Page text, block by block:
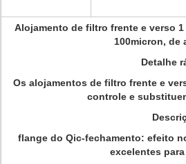
Alojamento de filtro frente e verso
100micron, de
Detalhe
Os alojamentos de filtro frente e
controle e
flange do Qic-fechamento: efeito
excelentes